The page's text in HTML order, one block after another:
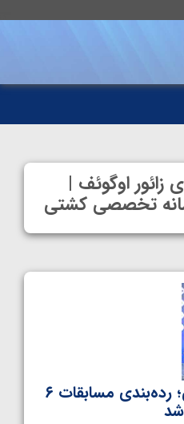
زائور اوگوئف |
تخصصی کشتی
تورنمنت رنکینگ آلبانی؛ رده‌بندی مسابقات ۶